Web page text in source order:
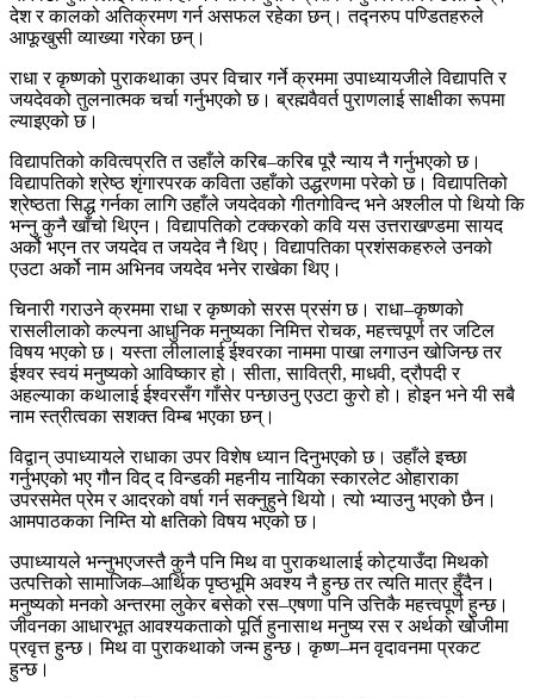
देश र कालको अतिक्रमण गर्न असफल रहेका छन्। तद्नरुप पण्डितहरुले
आफूखुसी व्याख्या गरेका छन्।
राधा र कृष्णको पुराकथाका उपर विचार गर्ने क्रममा उपाध्यायजीले विद्यापति र
जयदेवको तुलनात्मक चर्चा गर्नुभएको छ। ब्रह्मवैवर्त पुराणलाई साक्षीका रूपमा
ल्याइएको छ।
विद्यापतिको कवित्वप्रति त उहाँले करिब–करिब पूरै न्याय नै गर्नुभएको छ।
विद्यापतिको श्रेष्ठ शृंगारपरक कविता उहाँको उद्धरणमा परेको छ। विद्यापतिको
श्रेष्ठता सिद्ध गर्नका लागि उहाँले जयदेवको गीतगोविन्द भने अश्लील पो थियो कि
भन्नु कुनै खाँचो थिएन। विद्यापतिको टक्करको कवि यस उत्तराखण्डमा सायद
अर्को भएन तर जयदेव त जयदेव नै थिए। विद्यापतिका प्रशंसकहरुले उनको
एउटा अर्को नाम अभिनव जयदेव भनेर राखेका थिए।
चिनारी गराउने क्रममा राधा र कृष्णको सरस प्रसंग छ। राधा–कृष्णको
रासलीलाको कल्पना आधुनिक मनुष्यका निमित्त रोचक, महत्त्वपूर्ण तर जटिल
विषय भएको छ। यस्ता लीलालाई ईश्वरका नाममा पाखा लगाउन खोजिन्छ तर
ईश्वर स्वयं मनुष्यको आविष्कार हो। सीता, सावित्री, माधवी, द्रौपदी र
अहल्याका कथालाई ईश्वरसँग गाँसेर पन्छाउनु एउटा कुरो हो। होइन भने यी सबै
नाम स्त्रीत्वका सशक्त विम्ब भएका छन्।
विद्वान् उपाध्यायले राधाका उपर विशेष ध्यान दिनुभएको छ। उहाँले इच्छा
गर्नुभएको भए गौन विद् द विन्डकी महनीय नायिका स्कारलेट ओहाराका
उपरसमेत प्रेम र आदरको वर्षा गर्न सक्नुहुने थियो। त्यो भ्याउनु भएको छैन।
आमपाठकका निम्ति यो क्षतिको विषय भएको छ।
उपाध्यायले भन्नुभएजस्तै कुनै पनि मिथ वा पुराकथालाई कोट्याउँदा मिथको
उत्पत्तिको सामाजिक–आर्थिक पृष्ठभूमि अवश्य नै हुन्छ तर त्यति मात्र हुँदैन।
मनुष्यको मनको अन्तरमा लुकेर बसेको रस–एषणा पनि उत्तिकै महत्त्वपूर्ण हुन्छ।
जीवनका आधारभूत आवश्यकताको पूर्ति हुनासाथ मनुष्य रस र अर्थको खोजीमा
प्रवृत्त हुन्छ। मिथ वा पुराकथाको जन्म हुन्छ। कृष्ण–मन वृदावनमा प्रकट
हुन्छ।